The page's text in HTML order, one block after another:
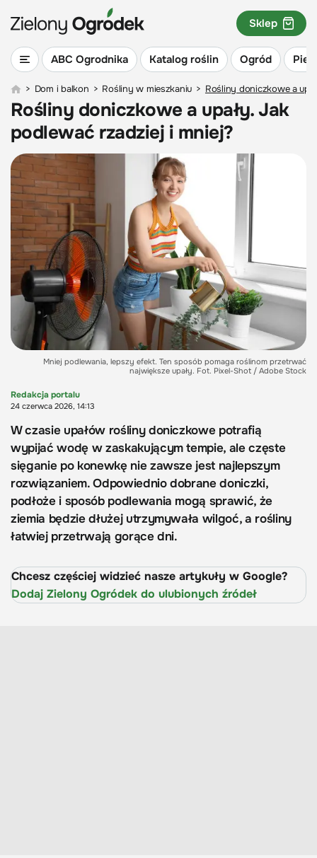
ABC Ogrodnika Katalog roślin Ogród
Sklep
> Dom i balkon > Rośliny w mieszkaniu > Rośliny doniczkowe a
Rośliny doniczkowe a upały. Jak
podlewać rzadziej i mniej?
Mniej podlewania, lepszy efekt. Ten sposób pomaga roślinom przetrwać
największe upały. Fot. Pixel-Shot / Adobe Stock
Redakcja portalu
24 czerwca 2026, 14:13
W czasie upałów rośliny doniczkowe potrafią
wypijać wodę w zaskakującym tempie, ale częste
sięganie po konewkę nie zawsze jest najlepszym
rozwiązaniem. Odpowiednio dobrane doniczki,
podłoże i sposób podlewania mogą sprawić, że
ziemia będzie dłużej utrzymywała wilgoć, a rośliny
łatwiej przetrwają gorące dni.
Chcesz częściej widzieć nasze artykuły w Google?
Dodaj Zielony Ogródek do ulubionych źródeł